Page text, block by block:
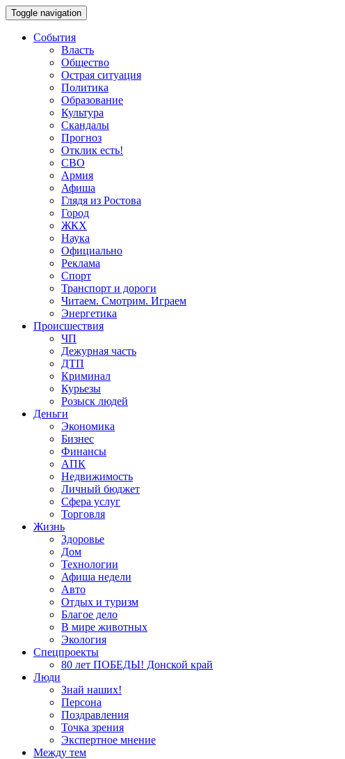
Toggle navigation
События
Власть
Общество
Острая ситуация
Политика
Образование
Культура
Скандалы
Прогноз
Отклик есть!
СВО
Армия
Афиша
Глядя из Ростова
Город
ЖКХ
Наука
Официально
Реклама
Спорт
Транспорт и дороги
Читаем. Смотрим. Играем
Энергетика
Происшествия
ЧП
Дежурная часть
ДТП
Криминал
Курьезы
Розыск людей
Деньги
Экономика
Бизнес
Финансы
АПК
Недвижимость
Личный бюджет
Сфера услуг
Торговля
Жизнь
Здоровье
Дом
Технологии
Афиша недели
Авто
Отдых и туризм
Благое дело
В мире животных
Экология
Спецпроекты
80 лет ПОБЕДЫ! Донской край
Люди
Знай наших!
Персона
Поздравления
Точка зрения
Экспертное мнение
Между тем